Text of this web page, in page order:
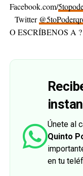
Facebook.com/
Twitter
O ESCRÍBENOS A
Únete al
Quinto
en tu